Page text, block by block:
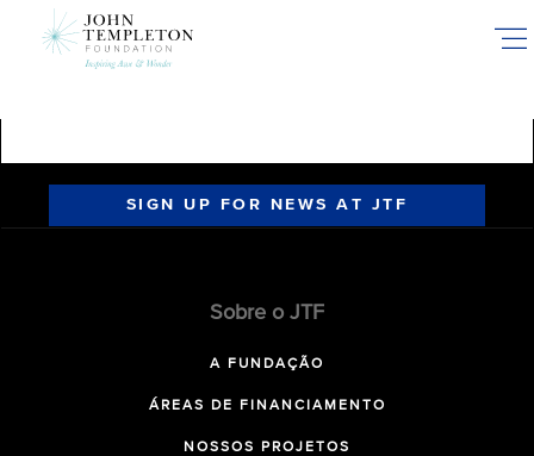
SIGN UP FOR NEWS AT JTF
Sobre o JTF
A FUNDAÇÃO
ÁREAS DE FINANCIAMENTO
NOSSOS PROJETOS